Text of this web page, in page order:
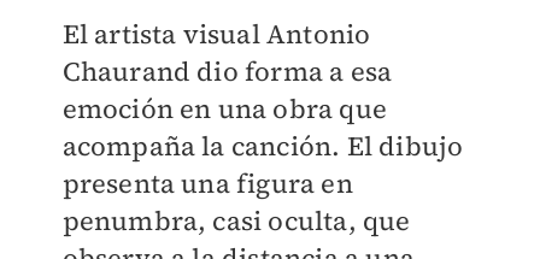
El artista visual Antonio
Chaurand dio forma a esa
emoción en una obra que
acompaña la canción. El dibujo
presenta una figura en
penumbra, casi oculta, que